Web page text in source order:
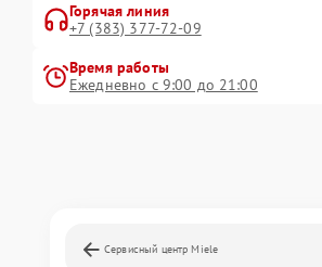
Горячая линия
+7 (383) 377-72-09
Время работы
Ежедневно с 9:00 до 21:00
Сервисный центр Miele